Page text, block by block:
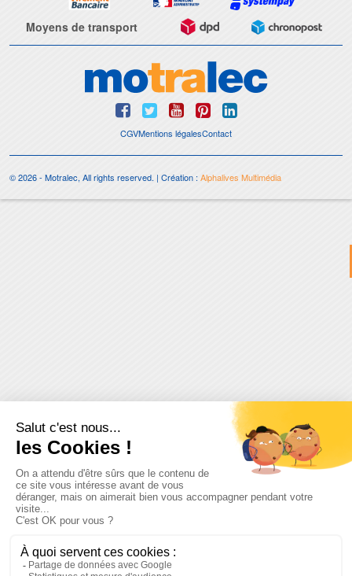
Moyens de transport
CGVMentions légalesContact
© 2026 - Motralec, All rights reserved. | Création :Alphalives Multimédia